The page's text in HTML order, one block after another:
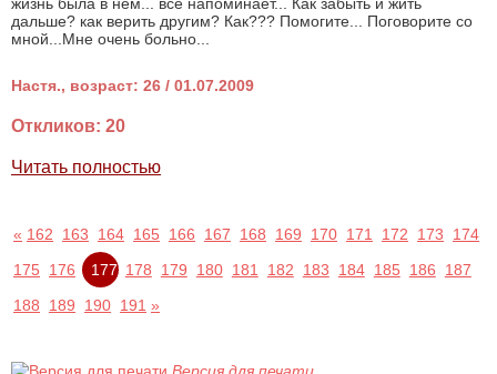
дальше? как верить другим? Как??? Помогите... Поговорите со
мной...Мне очень больно...
Настя., возраст: 26 / 01.07.2009
Откликов: 20
Читать полностью
« 162 163 164 165 166 167 168 169 170 171 172 173
174
175
176 177 178 179 180 181 182 183 184 185 186
187
188
189 190 191 »
Версия для печати